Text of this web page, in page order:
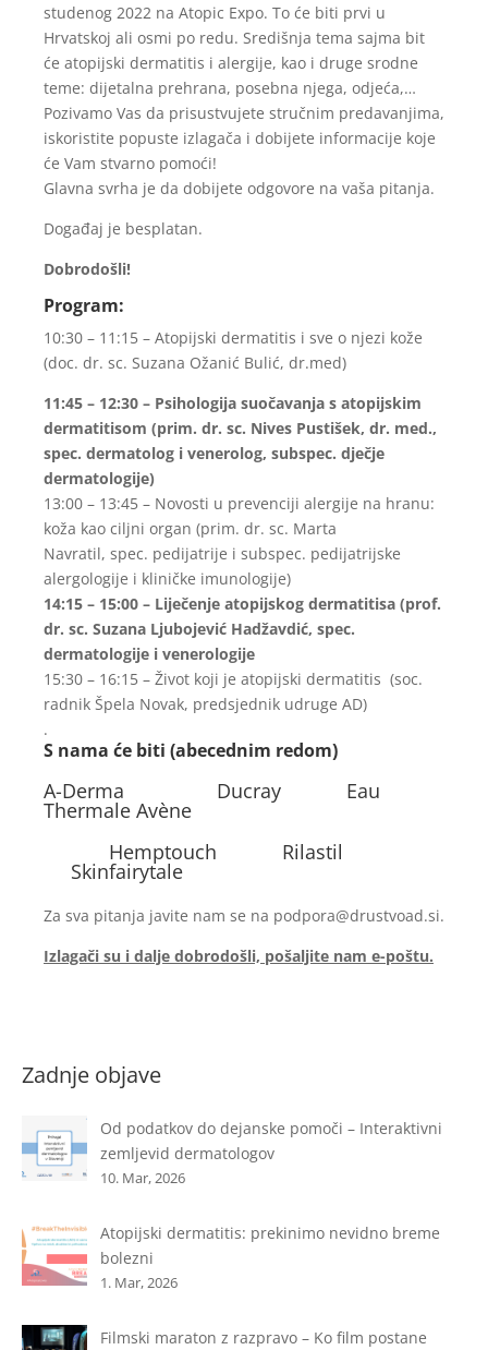
studenog 2022 na Atopic Expo. To će biti prvi u
Hrvatskoj ali osmi po redu. Središnja tema sajma bit
će atopijski dermatitis i alergije, kao i druge srodne
teme: dijetalna prehrana, posebna njega, odjeća,…
Pozivamo Vas da prisustvujete stručnim predavanjima,
iskoristite popuste izlagača i dobijete informacije koje
će Vam stvarno pomoći!
Glavna svrha je da dobijete odgovore na vaša pitanja.
Događaj je besplatan.
Dobrodošli!
Program:
10:30 – 11:15 – Atopijski dermatitis i sve o njezi kože
(doc. dr. sc. Suzana Ožanić Bulić, dr.med)
11:45 – 12:30 – Psihologija suočavanja s atopijskim
dermatitisom (prim. dr. sc. Nives Pustišek, dr. med.,
spec. dermatolog i venerolog, subspec. dječje
dermatologije)
13:00 – 13:45 – Novosti u prevenciji alergije na hranu:
koža kao ciljni organ (prim. dr. sc. Marta
Navratil, spec. pedijatrije i subspec. pedijatrijske
alergologije i kliničke imunologije)
14:15 – 15:00 – Liječenje atopijskog dermatitisa (prof.
dr. sc. Suzana Ljubojević Hadžavdić, spec.
dermatologije i venerologije
15:30 – 16:15 – Život koji je atopijski dermatitis (soc.
radnik Špela Novak, predsjednik udruge AD)
.
S nama će biti (abecednim redom)
A-Derma Ducray Eau
Thermale Avène
Hemptouch Rilastil
Skinfairytale
Za sva pitanja javite nam se na podpora@drustvoad.si.
Izlagači su i dalje dobrodošli, pošaljite nam e-poštu.
Zadnje objave
Od podatkov do dejanske pomoči – Interaktivni
zemljevid dermatologov
10. Mar, 2026
Atopijski dermatitis: prekinimo nevidno breme
bolezni
1. Mar, 2026
Filmski maraton z razpravo – Ko film postane